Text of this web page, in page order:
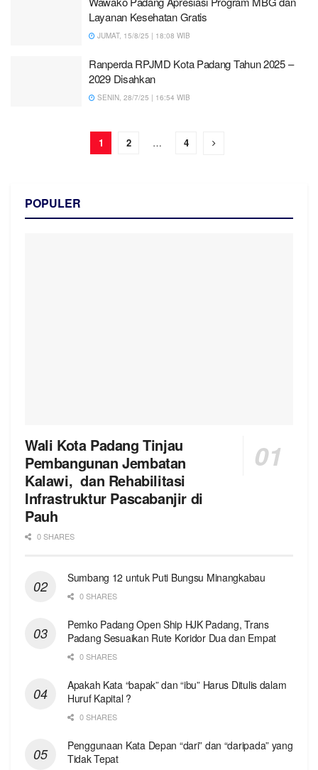
Layanan Kesehatan Gratis
JUMAT, 15/8/25 | 18:08 WIB
Ranperda RPJMD Kota Padang Tahun 2025 –
2029 Disahkan
SENIN, 28/7/25 | 16:54 WIB
1 2 … 4
POPULER
Wali Kota Padang Tinjau
Pembangunan Jembatan
Kalawi, dan Rehabilitasi
Infrastruktur Pascabanjir di
Pauh
0 SHARES
Sumbang 12 untuk Puti Bungsu Minangkabau
0 SHARES
Pemko Padang Open Ship HJK Padang, Trans
Padang Sesuaikan Rute Koridor Dua dan Empat
0 SHARES
Apakah Kata “bapak” dan “ibu” Harus Ditulis dalam
Huruf Kapital ?
0 SHARES
Penggunaan Kata Depan “dari” dan “daripada” yang
Tidak Tepat